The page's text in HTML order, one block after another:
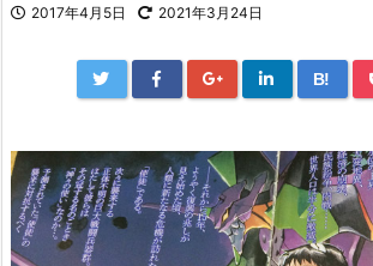
2017年4月5日 2021年3月24日
B!